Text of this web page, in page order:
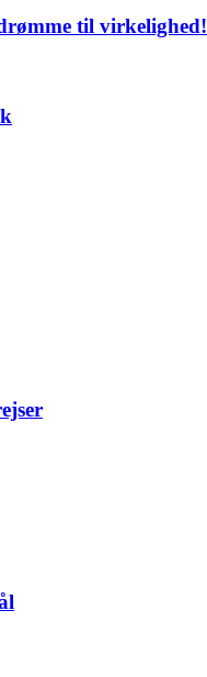
til virkelighed!